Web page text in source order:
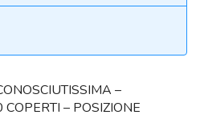
–
– POSIZIONE